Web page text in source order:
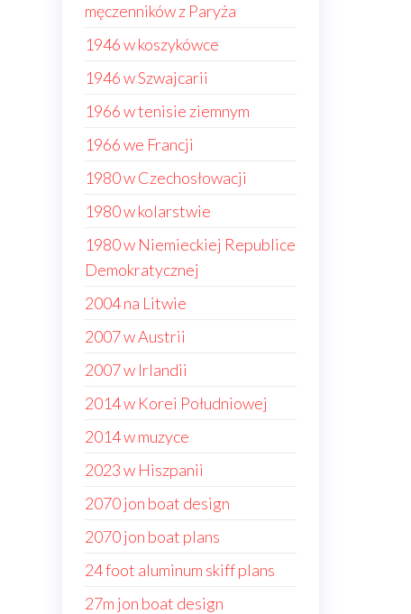
męczenników z Paryża
1946 w koszykówce
1946 w Szwajcarii
1966 w tenisie ziemnym
1966 we Francji
1980 w Czechosłowacji
1980 w kolarstwie
1980 w Niemieckiej Republice
Demokratycznej
2004 na Litwie
2007 w Austrii
2007 w Irlandii
2014 w Korei Południowej
2014 w muzyce
2023 w Hiszpanii
2070 jon boat design
2070 jon boat plans
24 foot aluminum skiff plans
27m jon boat design